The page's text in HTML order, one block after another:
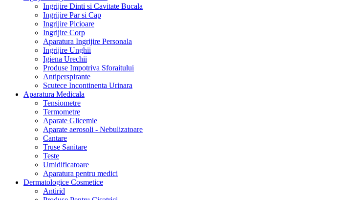
Ingrijire Dinti si Cavitate Bucala
Ingrijire Par si Cap
Ingrijire Picioare
Ingrijire Corp
Aparatura Ingrijire Personala
Ingrijire Unghii
Igiena Urechii
Produse Impotriva Sforaitului
Antiperspirante
Scutece Incontinenta Urinara
Aparatura Medicala
Tensiometre
Termometre
Aparate Glicemie
Aparate aerosoli - Nebulizatoare
Cantare
Truse Sanitare
Teste
Umidificatoare
Aparatura pentru medici
Dermatologice Cosmetice
Antirid